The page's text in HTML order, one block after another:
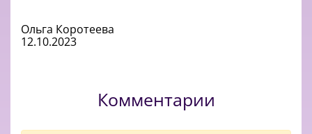
Ольга Коротеева
12.10.2023
Комментарии